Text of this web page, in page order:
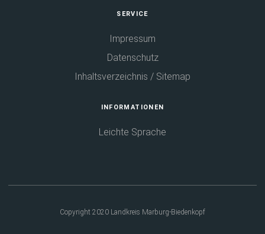
SERVICE
Impressum
Datenschutz
Inhaltsverzeichnis / Sitemap
INFORMATIONEN
Leichte Sprache
Copyright 2020 Landkreis Marburg-Biedenkopf